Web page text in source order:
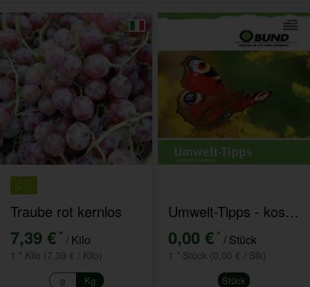
Traube rot kernlos
7,39 € * / Kilo
1 * Kilo (7,39 € / Kilo)
g Kg
Umwelt-Tipps - kostenlose Broschüre
0,00 € * / Stück
1 * Stück (0,00 € / Stk)
Stück